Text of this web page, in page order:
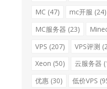
MC (47) mc开服 (24)
MC服务器 (23)
VPS (207) VPS评测
Xeon (50) 云服务器
优惠 (30) 低价VPS